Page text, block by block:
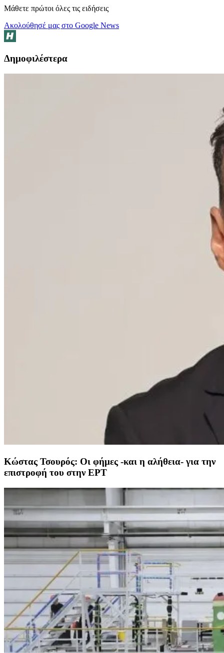
Μάθετε πρώτοι όλες τις ειδήσεις
Ακολούθησέ μας στο Google News
Δημοφιλέστερα
Κώστας Τσουρός: Οι φήμες -και η αλήθεια- για την
επιστροφή του στην ΕΡΤ